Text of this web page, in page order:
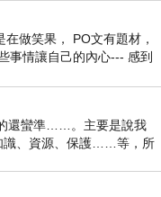
上禮拜的生物營不好
：「可是大墩的更好
做笑果， PO文有題材，
事情讓自己的內心--- 感到
還蠻準……。主要是說我
識、資源、保護……等，所